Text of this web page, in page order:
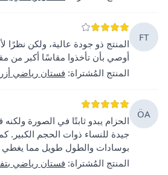
FT
المنتج ذو جودة عالية، ولكن نظرًا
أوصي بأن تأخذوا مقاسًا أكبر من
المنتج المُشتراة: فستان رياضي
ÖA
الحزام يبدو ثابتًا في الصورة ولكنه
جيدة للنساء ذوات الحجم الكبير.
بوسادات والطول طويل مما يغطي
المنتج المُشتراة: فستان رياضي